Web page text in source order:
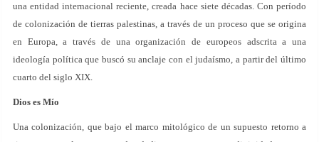
una entidad internacional reciente, creada hace siete décadas. Con período
de colonización de tierras palestinas, a través de un proceso que se origina
en Europa, a través de una organización de europeos adscrita a una
ideología política que buscó su anclaje con el judaísmo, a partir del último
cuarto del siglo XIX.
Dios es Mío
Una colonización, que bajo el marco mitológico de un supuesto retorno a